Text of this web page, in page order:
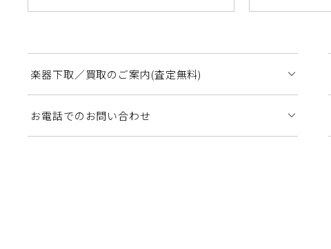
楽器下取／買取のご案内(査定無料)
お電話でのお問い合わせ